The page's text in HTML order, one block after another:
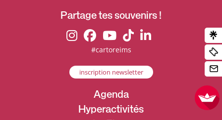
Partage tes souvenirs !
#cartoreims
inscription newsletter
Agenda
Hyperactivités